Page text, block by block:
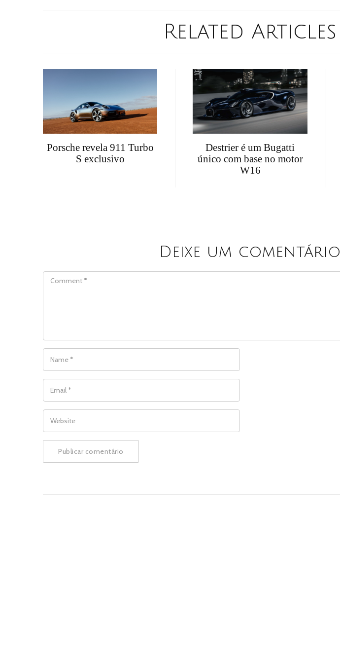
Related Articles
Porsche revela 911 Turbo
S exclusivo
Destrier é um Bugatti
único com base no motor
W16
Deixe um comentário